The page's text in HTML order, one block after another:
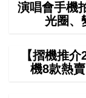
演唱會手機
光圈、
【摺機推
機8款熱